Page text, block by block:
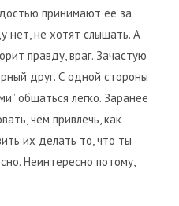
принимают ее за
нет, не хотят слышать. А
правду, враг. Зачастую
друг. С одной стороны
общаться легко. Заранее
чем привлечь, как
их делать то, что ты
Неинтересно потому,